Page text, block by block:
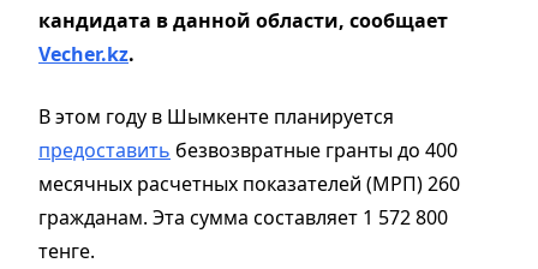
кандидата в данной области, сообщает
Vecher.kz.
В этом году в Шымкенте планируется
предоставить безвозвратные гранты до 400
месячных расчетных показателей (МРП) 260
гражданам. Эта сумма составляет 1 572 800
тенге.